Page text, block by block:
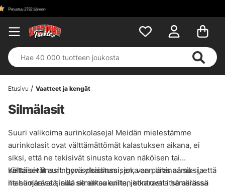
Etusivu Vaatteet ja kengät
Silmälasit
Suuri valikoima aurinkolaseja! Meidän mielestämme
aurinkolasit ovat välttämättömät kalastuksen aikana, ei
siksi, että ne tekisivät sinusta kovan näköisen tai
välttäisivät auringon sokaistumisen, vaan lähinnä siksi, että
ne suojaavat sinua silmäkoukuilta, jotka ovat itse asiassa
Keltaiset linssit: hyvä yleislinssi, joka on paras aamu- ja
iltahämärässä, sillä se antaa eniten kontrastia hämärässä